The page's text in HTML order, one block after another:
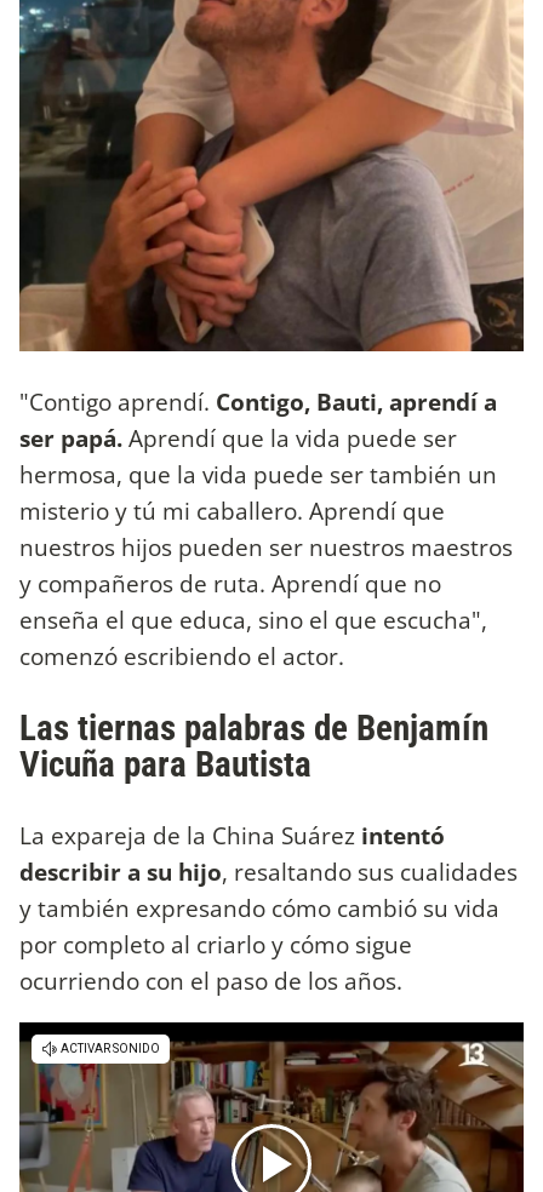
"Contigo aprendí. Contigo, Bauti, aprendí a
ser papá.Aprendí que la vida puede ser
hermosa, que la vida puede ser también un
misterio y tú mi caballero. Aprendí que
nuestros hijos pueden ser nuestros maestros
y compañeros de ruta. Aprendí que no
enseña el que educa, sino el que escucha",
comenzó escribiendo el actor.
Las tiernas palabras de Benjamín
Vicuña para Bautista
La expareja de la China Suárez intentó
describir a su hijo, resaltando sus cualidades
y también expresando cómo cambió su vida
por completo al criarlo y cómo sigue
ocurriendo con el paso de los años.